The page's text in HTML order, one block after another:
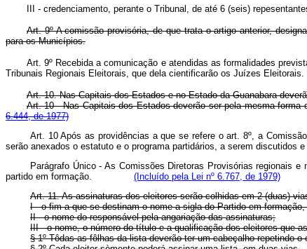
III - credenciamento, perante o Tribunal, de até 6 (seis)
Art. 9º A comissão provisória, de que trata o artigo anterior,
para os Municípios.
Art. 9º Recebida a comunicação e atendidas as formalidades
Tribunais Regionais Eleitorais, que dela cientificarão os Juízes Eleitorais.
Art. 10. Nas Capitais dos Estados e no Estado da Guanabara
Art. 10 - Nas Capitais dos Estados deverão ser pela mesma
6.444, de 1977)
Art. 10 Após as providências a que se refere o art. 8º, a
serão anexados o estatuto e o programa partidários, a serem
Parágrafo Único - As Comissões Diretoras Provisórias regionais
partido em formação. (Incluído pela Lei nº 6.767, de 1979)
Art. 11. As assinaturas dos eleitores serão colhidas em 2 (duas)
I - o fim a que se destinam o nome a sigla do Partido em
II - o nome do responsável pela angariação das assinaturas;
III - o nome, o número do título e a qualificação dos eleitores que
§ 1º Tôdas as fôlhas da lista deverão ter um cabeçalho repetindo